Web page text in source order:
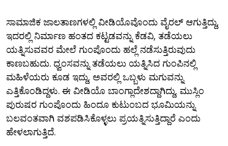
ಸಾಮಾಜಿಕ ಜಾಲತಾಣಗಳಲ್ಲಿ ವೀಡಿಯೊವೊಂದು ವೈರಲ್ ಆಗುತ್ತಿದ್ದು,
ಇದರಲ್ಲಿ ನಿರ್ಮಾಣ ಹಂತದ ಕಟ್ಟಡವನ್ನು ಕೆಡವಿ, ತಡೆಯಲು
ಯತ್ನಿಸುವವರ ಮೇಲೆ ಗುಂಪೊಂದು ಹಲ್ಲೆ ನಡೆಸುತ್ತಿರುವುದು
ಕಾಣಬಹುದು. ಧ್ವಂಸವನ್ನು ತಡೆಯಲು ಯತ್ನಿಸಿದ ಗುಂಪಿನಲ್ಲಿ
ಮಹಿಳೆಯರು ಕೂಡ ಇದ್ದು, ಅವರಲ್ಲಿ ಒಬ್ಬಳು ಮಗುವನ್ನು
ಎತ್ತಿಕೊಂಡಿದ್ದಳು. ಈ ವೀಡಿಯೊ ಬಾಂಗ್ಲಾದೇಶದ್ದಾಗಿದ್ದು, ಮುಸ್ಲಿಂ
ಪುರುಷರ ಗುಂಪೊಂದು ಹಿಂದೂ ಕುಟುಂಬದ ಭೂಮಿಯನ್ನು
ಬಲವಂತವಾಗಿ ವಶಪಡಿಸಿಕೊಳ್ಳಲು ಪ್ರಯತ್ನಿಸುತ್ತಿದ್ದಾರೆ ಎಂದು
ಹೇಳಲಾಗುತ್ತಿದೆ.